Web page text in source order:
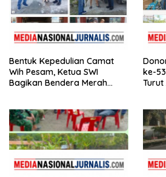
Bentuk Kepedulian Camat
Wih Pesam, Ketua SWI
Bagikan Bendera Merah
ke-